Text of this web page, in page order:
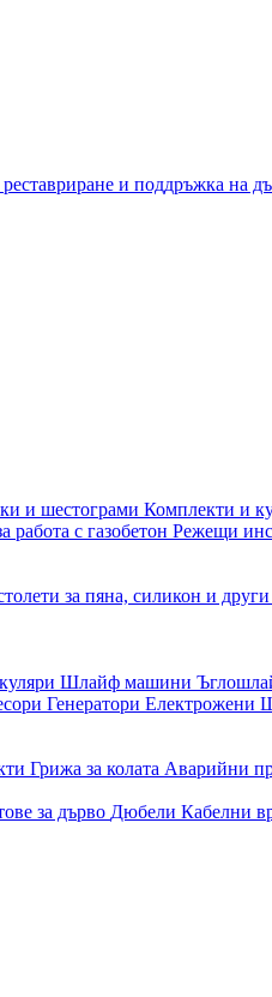
и поддръжка на
и шестограми Комплекти и
работа с газобетон Режещи
за пяна, силикон и
Шлайф машини
Генератори Електрожени
Грижа за колата Аварийни
за дърво Дюбели Кабелни